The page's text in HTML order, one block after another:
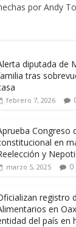
por Andy
diputada de
tras
febrero 7, 2026
Congreso
en
y
marzo 5, 2025 0
registro
en
del país en